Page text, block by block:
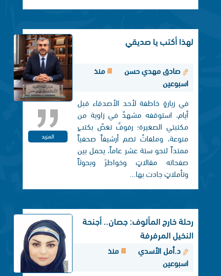
لهذا أكتب يا صديقي
صادق مهدي حسن
منذ
اسبوعين
في زيارةٍ خاطفة لأحد الأصدقاء قبل
أيام، استوقفه مشهدٌ في زاوية من
مكتبتي الصغيرة؛ رفوفٌ تغصّ بكتبٍ
منوعة، وملفاتٌ تضم أرشيفاً صحفياً
ممتداً لنحو ستة عشر عاماً، يحمل بين
صفحاته مقالاتٍ وخواطرَ وبحوثاً
وتأملاتٍ جادت بها...
المزيد
رحلة خارج المألوف: جصان.. أجنحة
النخيل المرفرفة
د.أمل الأسدي
منذ
اسبوعين